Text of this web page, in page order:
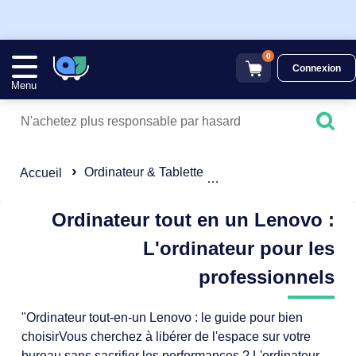
Menu
0
Connexion
Accueil Ordinateur & Tablette
Ordinateur tout en un Lenovo :
L'ordinateur pour les
professionnels
"Ordinateur tout-en-un Lenovo : le guide pour bien
choisirVous cherchez à libérer de l'espace sur votre